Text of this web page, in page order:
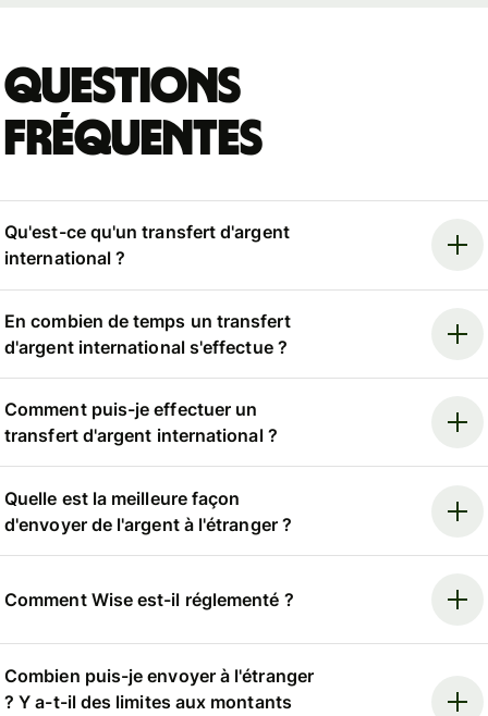
Questions
fréquentes
Qu'est-ce qu'un transfert d'argent
international ?
En combien de temps un transfert
d'argent international s'effectue ?
Comment puis-je effectuer un
transfert d'argent international ?
Quelle est la meilleure façon
d'envoyer de l'argent à l'étranger ?
Comment Wise est-il réglementé ?
Combien puis-je envoyer à l'étranger
? Y a-t-il des limites aux montants